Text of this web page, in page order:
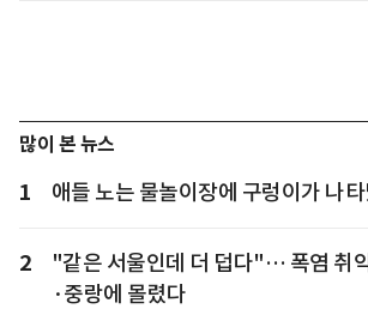
많이 본 뉴스
1 애들 노는 물놀이장에 구렁이가 나
2
"같은 서울인데 더 덥다"… 폭염 취
·중랑에 몰렸다